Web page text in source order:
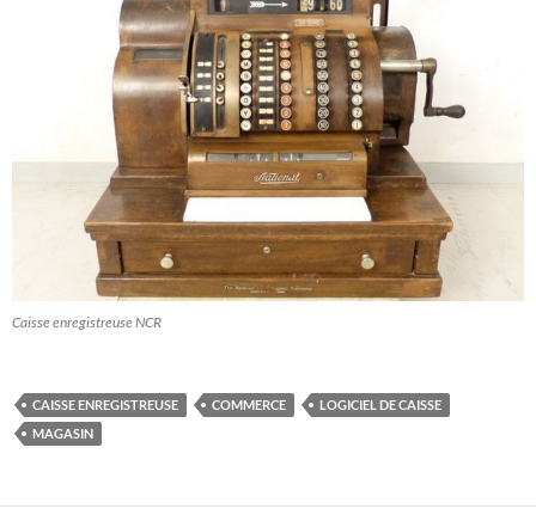
Caisse enregistreuse NCR
CAISSE ENREGISTREUSE COMMERCE
LOGICIEL DE CAISSE
MAGASIN